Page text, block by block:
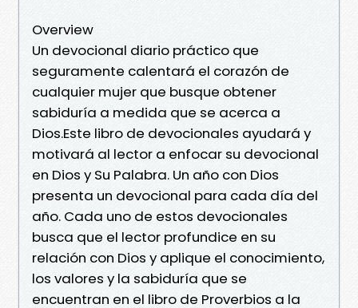
Overview
Un devocional diario práctico que
seguramente calentará el corazón de
cualquier mujer que busque obtener
sabiduría a medida que se acerca a
Dios.Este libro de devocionales ayudará y
motivará al lector a enfocar su devocional
en Dios y Su Palabra. Un año con Dios
presenta un devocional para cada día del
año. Cada uno de estos devocionales
busca que el lector profundice en su
relación con Dios y aplique el conocimiento,
los valores y la sabiduría que se
encuentran en el libro de Proverbios a la